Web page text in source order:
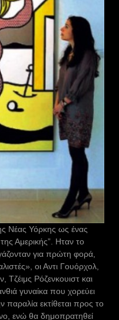
Νέας Υόρκης ως ένας
Αμερικής”. Ηταν το
για πρώτη φορά,
οι Αντι Γουόρχολ,
Ρόζενκουιστ και
γυναίκα που χορεύει
εκτίθεται προς το
ενώ θα δημοπρατηθεί